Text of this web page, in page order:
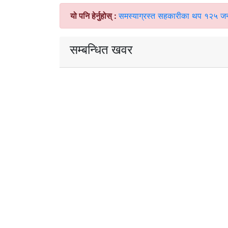
यो पनि हेर्नुहोस् :समस्याग्रस्त सहकारीका थप १२५
सम्बन्धित खवर